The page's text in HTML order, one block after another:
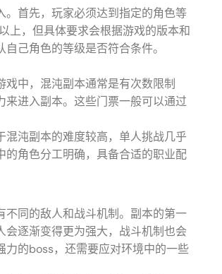
首先，玩家必须达到指定的角色等
上，但具体要求会根据游戏的版本和
己角色的等级是否符合条件。
中，混沌副本通常是有次数限制
进入副本。这些门票一般可以通过
沌副本的难度较高，单人挑战几乎
角色分工明确，具备合适的职业配
同的敌人和战斗机制。副本的第一
逐渐变得更为强大，战斗机制也会
力的boss，还需要应对环境中的一些